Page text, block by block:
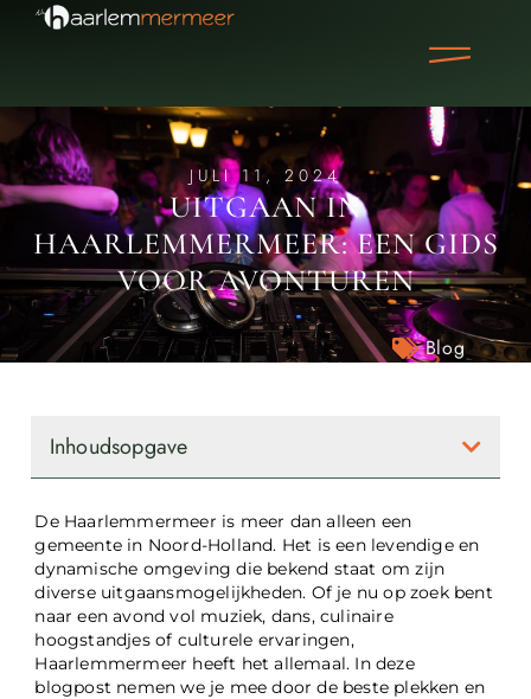
JULI 11, 2024
UITGAAN IN
HAARLEMMERMEER: EEN GIDS
VOOR AVONTUREN
Blog
De Haarlemmermeer is meer dan alleen een
gemeente in Noord-Holland. Het is een levendige en
dynamische omgeving die bekend staat om zijn
diverse uitgaansmogelijkheden. Of je nu op zoek bent
naar een avond vol muziek, dans, culinaire
hoogstandjes of culturele ervaringen,
Haarlemmermeer heeft het allemaal. In deze
blogpost nemen we je mee door de beste plekken en
Inhoudsopgave